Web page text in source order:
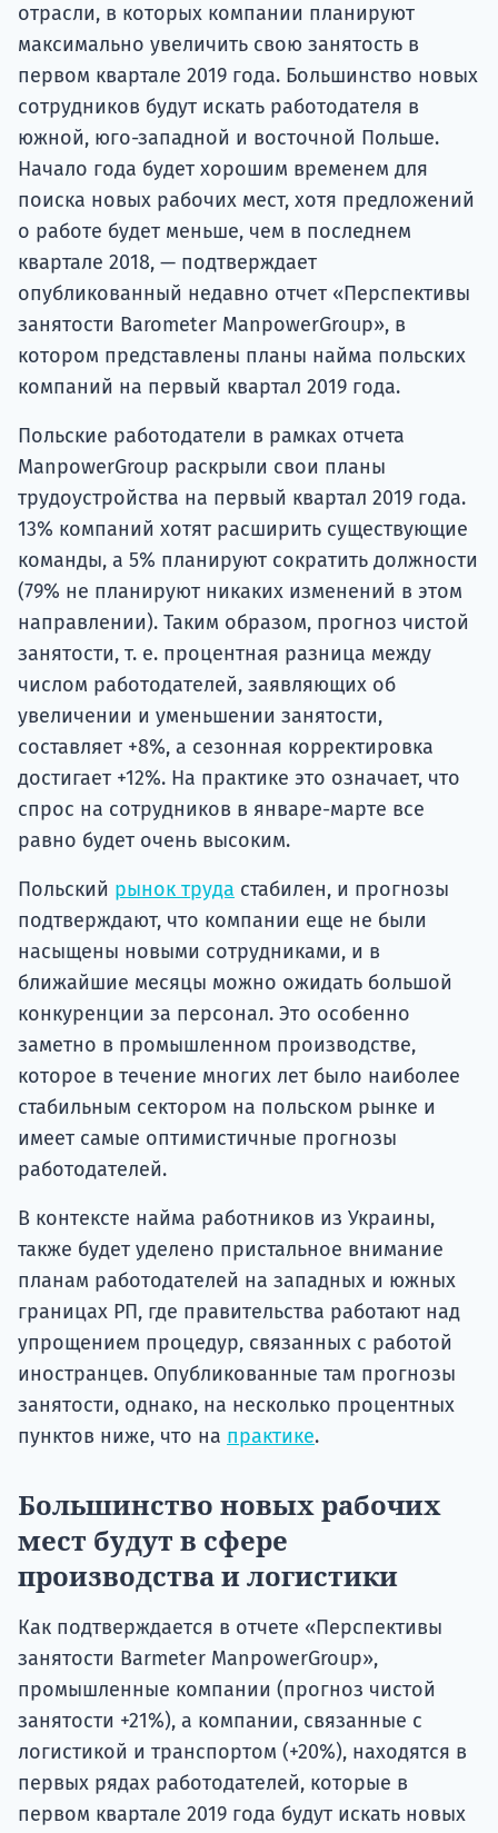
отрасли, в которых компании планируют
максимально увеличить свою занятость в
первом квартале 2019 года. Большинство новых
сотрудников будут искать работодателя в
южной, юго-западной и восточной Польше.
Начало года будет хорошим временем для
поиска новых рабочих мест, хотя предложений
о работе будет меньше, чем в последнем
квартале 2018, — подтверждает
опубликованный недавно отчет «Перспективы
занятости Barometer ManpowerGroup», в
котором представлены планы найма польских
компаний на первый квартал 2019 года.
Польские работодатели в рамках отчета
ManpowerGroup раскрыли свои планы
трудоустройства на первый квартал 2019 года.
13% компаний хотят расширить существующие
команды, а 5% планируют сократить должности
(79% не планируют никаких изменений в этом
направлении). Таким образом, прогноз чистой
занятости, т. е. процентная разница между
числом работодателей, заявляющих об
увеличении и уменьшении занятости,
составляет +8%, а сезонная корректировка
достигает +12%. На практике это означает, что
спрос на сотрудников в январе-марте все
равно будет очень высоким.
Польский рынок труда стабилен, и прогнозы
подтверждают, что компании еще не были
насыщены новыми сотрудниками, и в
ближайшие месяцы можно ожидать большой
конкуренции за персонал. Это особенно
заметно в промышленном производстве,
которое в течение многих лет было наиболее
стабильным сектором на польском рынке и
имеет самые оптимистичные прогнозы
работодателей.
В контексте найма работников из Украины,
также будет уделено пристальное внимание
планам работодателей на западных и южных
границах РП, где правительства работают над
упрощением процедур, связанных с работой
иностранцев. Опубликованные там прогнозы
занятости, однако, на несколько процентных
пунктов ниже, что на практике.
Большинство новых рабочих
мест будут в сфере
производства и логистики
Как подтверждается в отчете «Перспективы
занятости Barmeter ManpowerGroup»,
промышленные компании (прогноз чистой
занятости +21%), а компании, связанные с
логистикой и транспортом (+20%), находятся в
первых рядах работодателей, которые в
первом квартале 2019 года будут искать новых